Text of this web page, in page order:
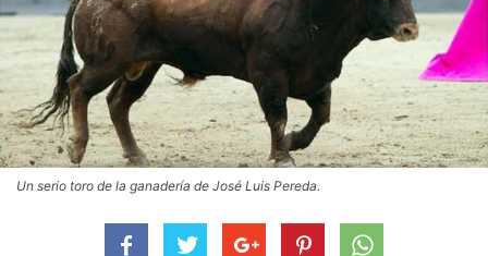
Un serio toro de la ganadería de José Luis Pereda.